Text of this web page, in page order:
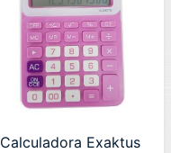
Calculadora Exaktus